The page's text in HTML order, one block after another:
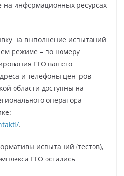
на информационных ресурсах
на выполнение испытаний
режиме – по номеру
ГТО вашего
и телефоны центров
области доступны на
оператора
.
испытаний (тестов),
ГТО остались